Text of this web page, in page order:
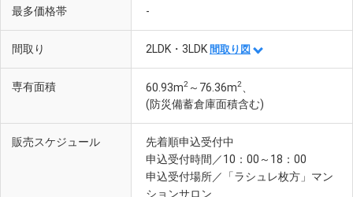
最多価格帯 -
間取り 2LDK・3LDK 間取り図
専有面積 60.93m2 ～76.36m2
(防災備蓄倉庫面積含む)
販売スケジュール
先着順申込受付中
申込受付時間／10：00～18：00
申込受付場所／「ラシュレ枚方」マン
ションサロン